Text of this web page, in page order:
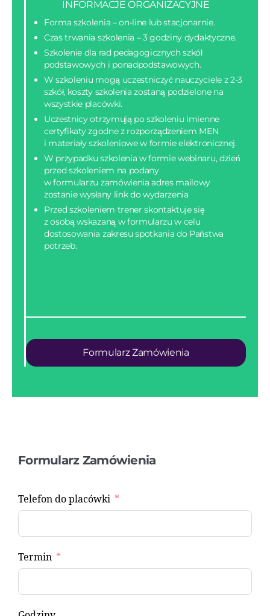
INFORMACJE ORGANIZACYJNE
Forma szkolenia – on-line lub stacjonarnie.
Czas trwania szkolenia – 3 godziny dydaktyczne.
Szkolenie dla rad pedagogicznych szkół
podstawowych i ponadpodstawowych.
W szkoleniu mogą uczestniczyć nauczyciele z 2-3
szkół, koszty szkolenia zostaną podzielone na
wszystkie placówki.
Uczestnicy otrzymują po szkoleniu imienne
certyfikaty zgodne z rozporządzeniem MEN
i materiały szkoleniowe w formie elektronicznej.
W przypadku szkolenia w formie webinaru, dzień
przed szkoleniem na podany
w formularzu zamówienia adres mailowy
zostanie wysłany link do wydarzenia
Przed szkoleniem trener skontaktuje się
z osobą wskazaną w formularzu w celu
dostosowania zakresu spotkania do Państwa
potrzeb.
Formularz Zamówienia
Formularz Zamówienia
Telefon do placówki
Termin